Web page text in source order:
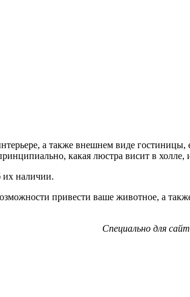
а также внешнем виде гостиницы,
какая люстра висит в холле,
их наличии.
привести ваше животное, а
Специально для